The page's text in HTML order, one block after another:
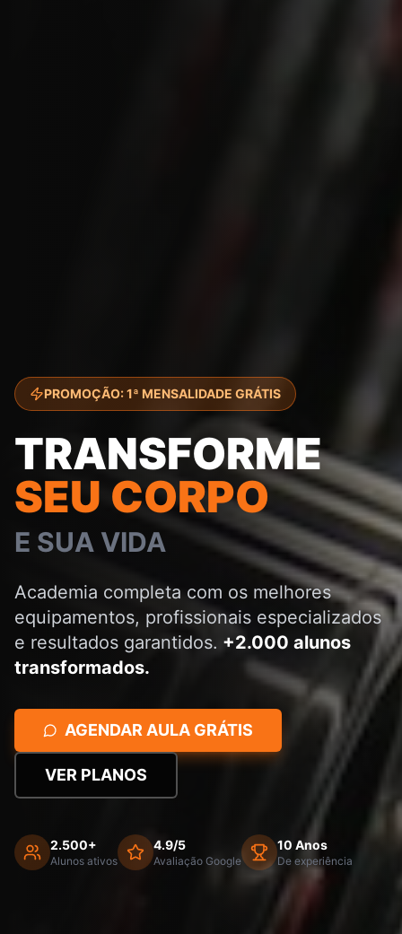
PROMOÇÃO: 1ª MENSALIDADE GRÁTIS
TRANSFORME
SEU CORPO
E SUA VIDA
Academia completa com os melhores
equipamentos, profissionais especializados
e resultados garantidos. +2.000 alunos
transformados.
AGENDAR AULA GRÁTIS
VER PLANOS
2.500+
Alunos ativos
4.9/5
Avaliação Google
10 Anos
De experiência